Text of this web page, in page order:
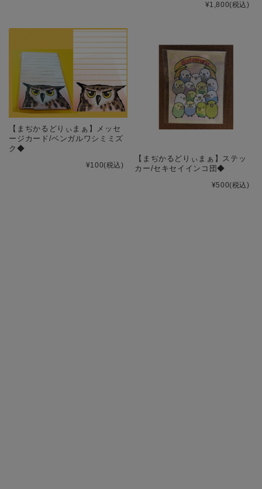
¥1,800(税込)
【まぢかるどりぃまぁ】メッセ
ージカード/ベンガルワシミミズ
ク◆
¥100(税込)
【まぢかるどりぃまぁ】ステッ
カー/セキセイインコ団◆
¥500(税込)